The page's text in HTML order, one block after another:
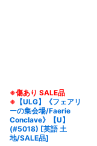
※傷あり SALE品
※ 【ULG】《フェアリ
ーの集会場/Faerie
Conclave》【U】
(#5018) [英語 土
地/SALE品]